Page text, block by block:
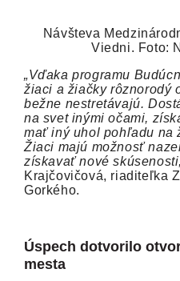
Návšteva
Viedni. Foto:
„Vďaka programu
žiaci a žiačky rôznorodý
bežne nestretávajú.
na svet inými očami,
mať iný uhol pohľadu na
Žiaci majú možnosť
získavať nové
Krajčovičová, riaditeľka
Gorkého.
Úspech dotvorilo
mesta